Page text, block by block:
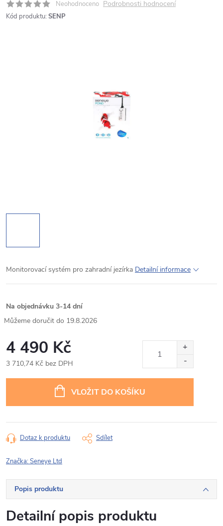
Neohodnoceno Podrobnosti hodnocení
Kód produktu: SENP
Monitorovací systém pro zahradní jezírka Detailní informace
Na objednávku 3-14 dní
19.8.2026
4 490 Kč
3 710,74 Kč bez DPH
VLOŽIT DO KOŠÍKU
Dotaz k produktu Sdílet
Značka:Seneye Ltd
Popis produktu
Detailní popis produktu